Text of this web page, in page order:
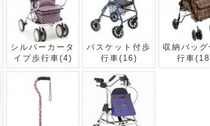
シルバーカータ
イプ歩行車(4)
バスケット付歩
行車(16)
収納バッ
行車